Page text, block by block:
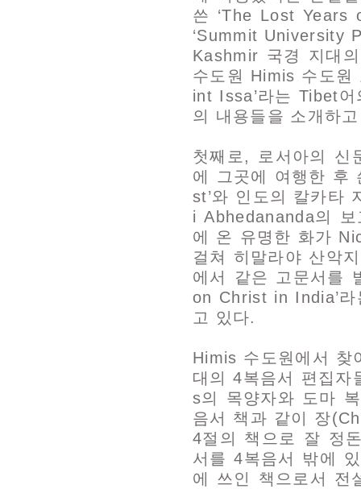
쓴 ‘The Lost Years
‘Summit University
Kashmir 국경 지대
수도원 Himis 수도원
int Issa’라는 Tibet
의 내용들을 소개하
첫째로, 로서아의
에 그곳에 여행한 후
st’와 인도의 칼카타
i Abhedananda의
에 온 유명한 화가
걸쳐 히말라야 산악
에서 같은 고문서를
on Christ in India’
고 있다.
Himis 수도원에서
대의 4복음서 편집자
s의 목양자와 도마
음서 책과 같이 장
4절의 책으로 잘 정
서를 4복음서 밖에
에 쓰인 책으로서 전